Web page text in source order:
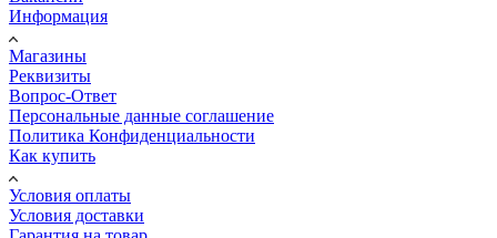
Информация
Магазины
Реквизиты
Вопрос-Ответ
Персональные данные соглашение
Политика Конфиденциальности
Как купить
Условия оплаты
Условия доставки